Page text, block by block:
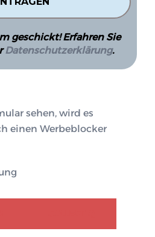
geschickt! Erfahren Sie
Datenschutzerklärung.
sehen, wird es
einen Werbeblocker